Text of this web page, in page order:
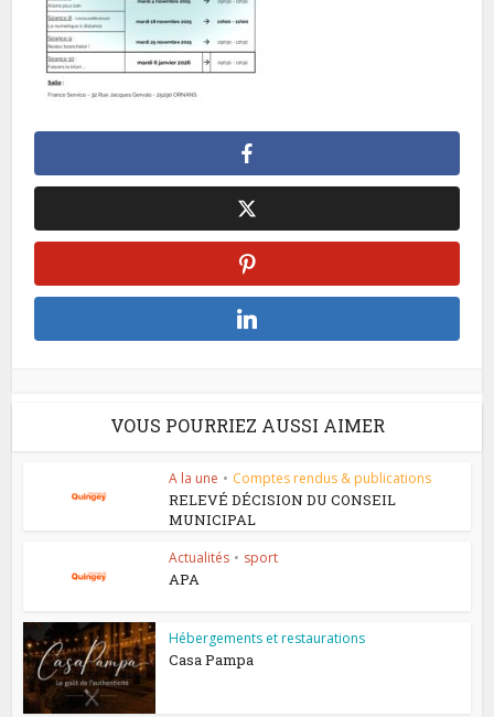
VOUS POURRIEZ AUSSI AIMER
A la une • Comptes rendus & publications
RELEVÉ DÉCISION DU CONSEIL
MUNICIPAL
Actualités • sport
APA
Hébergements et restaurations
Casa Pampa